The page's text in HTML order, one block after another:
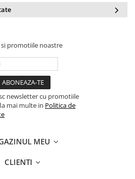
promotiile noastre
newsletter cu promotiile
mai multe in Politica de
MEU
CLIENTI